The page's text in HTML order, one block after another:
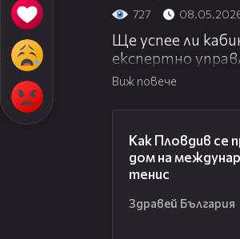
727
Ще успее ли
експертно
Виж повече
Как Пловдив се
дом на
тенис
Здравей България